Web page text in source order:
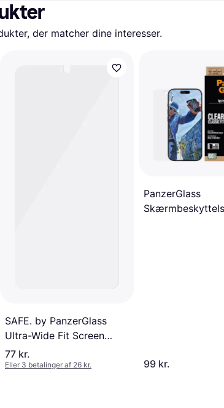
der matcher dine interesser.
SAFE. by PanzerGlass
Ultra-Wide Fit Screen
Protector for Galaxy
S22/S23 50-Pcs
77 kr.
Eller 3 betalinger af 26 kr.
PanzerGlass
99 kr.